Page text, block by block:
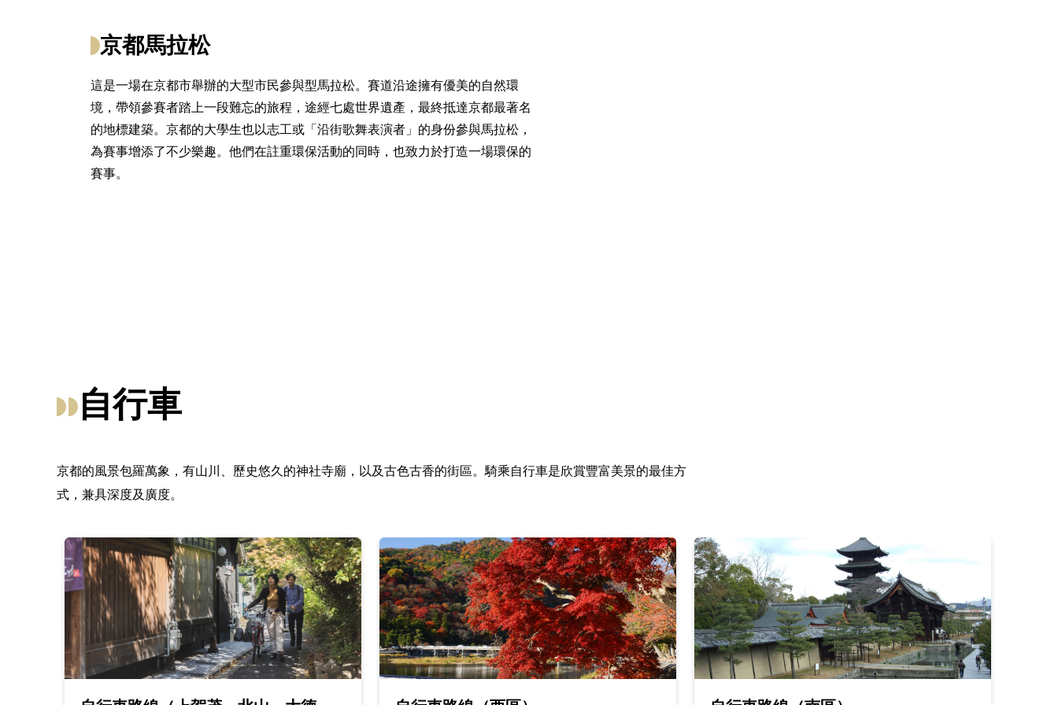
京都馬拉松
這是一場在京都市舉辦的大型市民參與型馬拉松。賽道沿途擁有優美的自然環
境，帶領參賽者踏上一段難忘的旅程，途經七處世界遺產，最終抵達京都最著名
的地標建築。京都的大學生也以志工或「沿街歌舞表演者」的身份參與馬拉松，
為賽事增添了不少樂趣。他們在註重環保活動的同時，也致力於打造一場環保的
賽事。
自行車
京都的風景包羅萬象，有山川、歷史悠久的神社寺廟，以及古色古香的街區。騎乘自行車是欣賞豐富美景的最佳方
式，兼具深度及廣度。